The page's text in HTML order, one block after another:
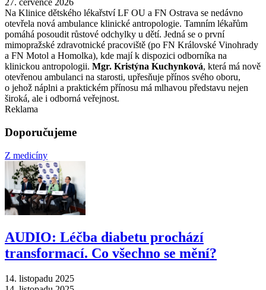
27. července 2026
Na Klinice dětského lékařství LF OU a FN Ostrava se nedávno
otevřela nová ambulance klinické antropologie. Tamním lékařům
pomáhá posoudit růstové odchylky u dětí. Jedná se o první
mimopražské zdravotnické pracoviště (po FN Královské Vinohrady
a FN Motol a Homolka), kde mají k dispozici odborníka na
klinickou antropologii. Mgr. Kristýna Kuchynková, která má nově
otevřenou ambulanci na starosti, upřesňuje přínos svého oboru,
o jehož náplni a praktickém přínosu má mlhavou představu nejen
široká, ale i odborná veřejnost.
Reklama
Doporučujeme
Z medicíny
AUDIO: Léčba diabetu prochází
transformací. Co všechno se mění?
14. listopadu 2025